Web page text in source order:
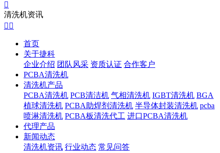

清洗机资讯
 
首页
关于捷科
企业介绍 团队风采 资质认证 合作客户
PCBA清洗机
清洗机产品
PCBA清洗机 PCB清洁机 气相清洗机 IGBT清洗机 BGA
植球清洗机 PCBA助焊剂清洗机 半导体封装清洗机 pcba
喷淋清洗机 PCBA板清洗代工 进口PCBA清洗机
代理产品
新闻动态
清洗机资讯 行业动态 常见问答